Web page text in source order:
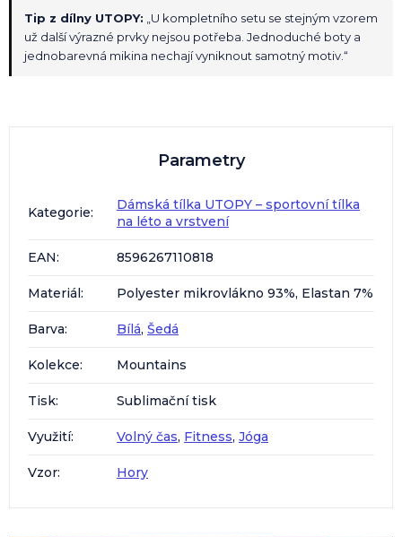
Tip z dílny UTOPY: „U kompletního setu se stejným vzorem
už další výrazné prvky nejsou potřeba. Jednoduché boty a
jednobarevná mikina nechají vyniknout samotný motiv.“
Parametry
Kategorie:
Dámská tílka UTOPY – sportovní tílka
na léto a vrstvení
EAN: 8596267110818
Materiál: Polyester mikrovlákno 93%, Elastan 7%
Barva: Bílá, Šedá
Kolekce: Mountains
Tisk: Sublimační tisk
Využití: Volný čas, Fitness, Jóga
Vzor: Hory